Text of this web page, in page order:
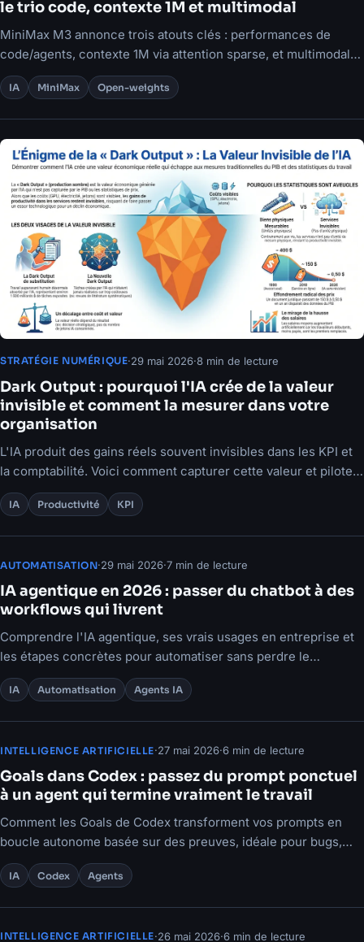
le trio code, contexte 1M et multimodal
MiniMax M3 annonce trois atouts clés : performances de
code/agents, contexte 1M via attention sparse, et multimodal
natif.
IA MiniMax Open-weights
STRATÉGIE NUMÉRIQUE·29 mai 2026·8 min de lecture
Dark Output : pourquoi l'IA crée de la valeur
invisible et comment la mesurer dans votre
organisation
L'IA produit des gains réels souvent invisibles dans les KPI et
la comptabilité. Voici comment capturer cette valeur et piloter
vos décisions.
IA Productivité KPI
AUTOMATISATION·29 mai 2026·7 min de lecture
IA agentique en 2026 : passer du chatbot à des
workflows qui livrent
Comprendre l'IA agentique, ses vrais usages en entreprise et
les étapes concrètes pour automatiser sans perdre le
contrôle.
IA Automatisation Agents IA
INTELLIGENCE ARTIFICIELLE·27 mai 2026·6 min de lecture
Goals dans Codex : passez du prompt ponctuel
à un agent qui termine vraiment le travail
Comment les Goals de Codex transforment vos prompts en
boucle autonome basée sur des preuves, idéale pour bugs,
perf et tests instables.
IA Codex Agents
INTELLIGENCE ARTIFICIELLE·26 mai 2026·6 min de lecture